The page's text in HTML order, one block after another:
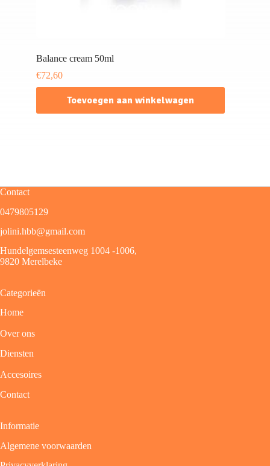
Balance cream 50ml
€72,60
Toevoegen aan winkelwagen
Contact
0479805129
jolini.hbb@gmail.com
Hundelgemsesteenweg 1004 -1006,
9820 Merelbeke
Categorieën
Home
Over ons
Diensten
Accesoires
Contact
Informatie
Algemene voorwaarden